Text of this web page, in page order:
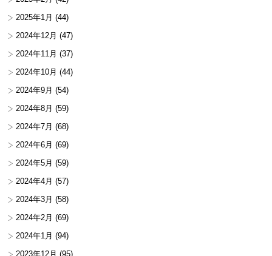
2025年1月 (44)
2024年12月 (47)
2024年11月 (37)
2024年10月 (44)
2024年9月 (54)
2024年8月 (59)
2024年7月 (68)
2024年6月 (69)
2024年5月 (59)
2024年4月 (57)
2024年3月 (58)
2024年2月 (69)
2024年1月 (94)
2023年12月 (95)